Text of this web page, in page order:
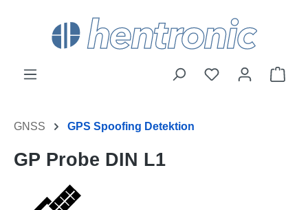
Zum Hauptinhalt springen
GNSS GPS Spoofing Detektion
GP Probe DIN L1